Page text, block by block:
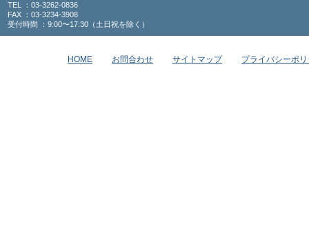
TEL ：03-3262-0836
FAX ：03-3234-3908
受付時間 ：9:00〜17:30（土日祝を除く）
HOME お問合わせ サイトマップ プライバシーポ